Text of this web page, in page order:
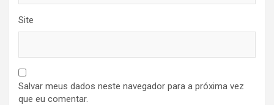
Site
Salvar meus dados neste navegador para a próxima vez
que eu comentar.